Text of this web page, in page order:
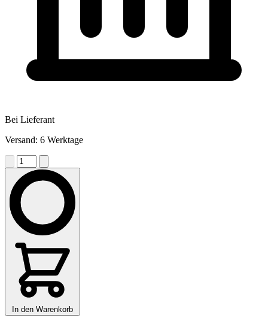
Bei Lieferant
Versand: 6 Werktage
In den Warenkorb